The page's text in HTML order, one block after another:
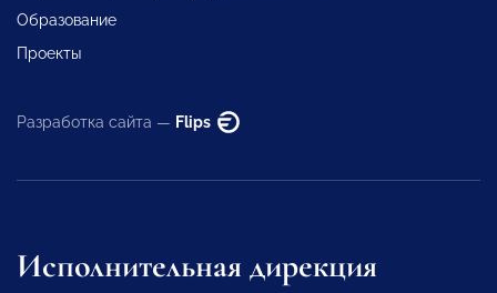
Образование
Проекты
Разработка сайта — Flips
Исполнительная дирекция